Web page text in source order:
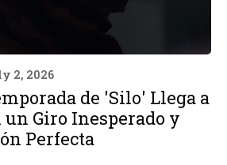
2, 2026
de 'Silo' Llega a
Giro Inesperado y
Perfecta